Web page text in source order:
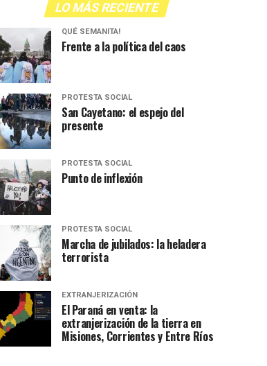
LO MÁS RECIENTE
QUÉ SEMANITA!
Frente a la política del caos
PROTESTA SOCIAL
San Cayetano: el espejo del
presente
PROTESTA SOCIAL
Punto de inflexión
PROTESTA SOCIAL
Marcha de jubilados: la heladera
terrorista
EXTRANJERIZACIÓN
El Paraná en venta: la
extranjerización de la tierra en
Misiones, Corrientes y Entre Ríos